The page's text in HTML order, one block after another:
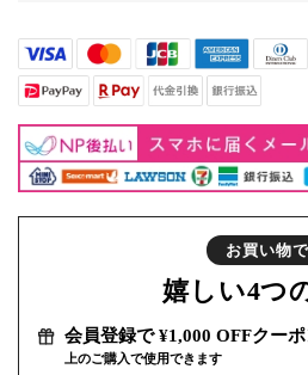
お買い物で
嬉しい4つ
会員登録で ¥1,000 OFFクー
上のご購入で使用できます